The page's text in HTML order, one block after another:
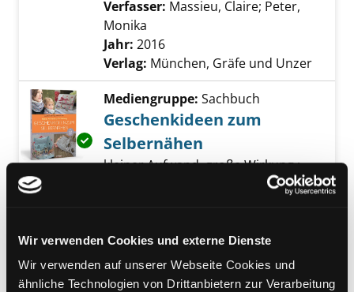
Wir verwenden Cookies und externe Dienste
Wir verwenden auf unserer Webseite Cookies und
ähnliche Technologien von Drittanbietern zur Verarbeitung
Verfasser: Massieu, Claire; Peter,
Monika
Jahr: 2016
Verlag: München, Gräfe und Unzer
Exemplar-Details von Geschenkideen zum
Mediengruppe: Sachbuch
Geschenkideen zum
Selbernähen
kleiner Aufwand, große Wirkung ;
Jahr:2016
Verlag:München, Stiebner